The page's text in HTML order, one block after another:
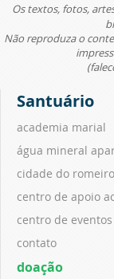
Os textos, fotos,
Não reproduza o
Santuário
academia marial
água mineral
cidade do romeiro
centro de apoio
centro de
contato
doação